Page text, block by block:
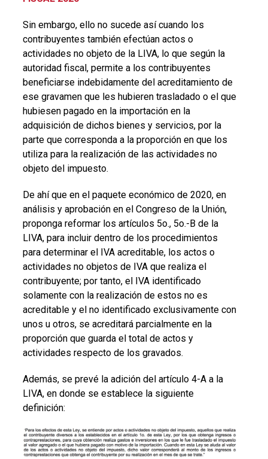
Sin embargo, ello no sucede así cuando los
contribuyentes también efectúan actos o
actividades no objeto de la LIVA, lo que según la
autoridad fiscal, permite a los contribuyentes
beneficiarse indebidamente del acreditamiento de
ese gravamen que les hubieren trasladado o el que
hubiesen pagado en la importación en la
adquisición de dichos bienes y servicios, por la
parte que corresponda a la proporción en que los
utiliza para la realización de las actividades no
objeto del impuesto.
De ahí que en el paquete económico de 2020, en
análisis y aprobación en el Congreso de la Unión,
proponga reformar los artículos 5o., 5o.-B de la
LIVA, para incluir dentro de los procedimientos
para determinar el IVA acreditable, los actos o
actividades no objetos de IVA que realiza el
contribuyente; por tanto, el IVA identificado
solamente con la realización de estos no es
acreditable y el no identificado exclusivamente con
unos u otros, se acreditará parcialmente en la
proporción que guarda el total de actos y
actividades respecto de los gravados.
Además, se prevé la adición del artículo 4-A a la
LIVA, en donde se establece la siguiente
definición: